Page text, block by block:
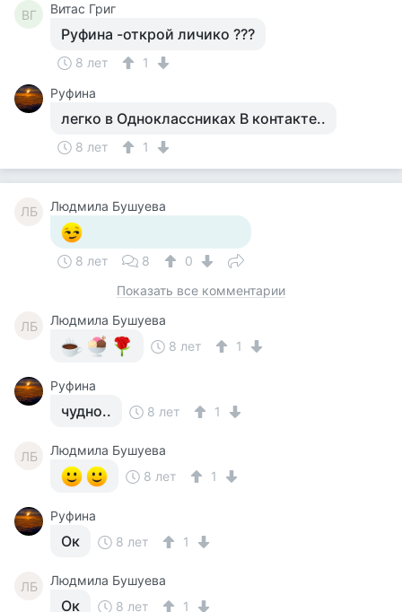
ВГ Витас Григ
Руфина -открой личико ???
8 лет
1
Руфина
легко в Одноклассниках В контакте..
8 лет 1
ЛБ Людмила Бушуева
8 лет 8
0
Показать все комментарии
ЛБ
Людмила Бушуева
8 лет
1
Руфина
чудно.. 8 лет 1
ЛБ
Людмила Бушуева
8 лет
1
Руфина
Ок 8 лет 1
ЛБ Людмила Бушуева
Ок 8 лет 1